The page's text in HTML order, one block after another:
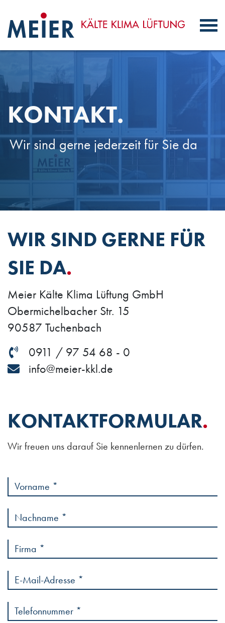
HOME
KONTAKT.
Wir sind gerne jederzeit für Sie da
WIR SIND GERNE FÜR
SIE DA.
Meier Kälte Klima Lüftung GmbH
Obermichelbacher Str. 15
90587 Tuchenbach
0911 / 97 54 68 - 0
info@meier-kkl.de
KONTAKT­FORMULAR.
Wir freuen uns darauf Sie kennenlernen zu dürfen.
Ihre Kontaktdaten
Vorname
Nachname
Firma
E-Mail-Adresse
Telefonnummer